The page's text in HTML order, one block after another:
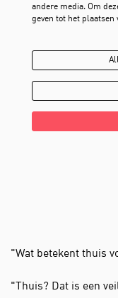
andere media. Om
geven tot het plaatsen
"Wat betekent thuis
"Thuis? Dat is een